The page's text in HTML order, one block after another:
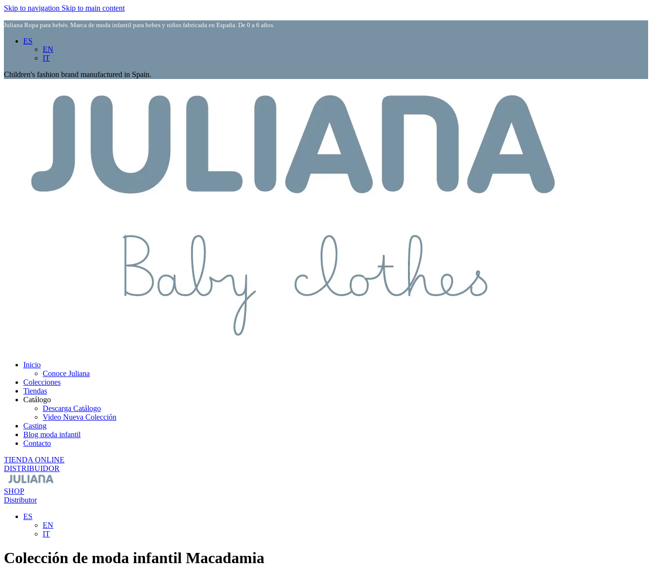
Skip to navigation Skip to main content
Juliana Ropa para bebés. Marca de moda infantil para bebes y niños fabricada en España. De 0 a 6 años.
ES
EN
IT
Children's fashion brand manufactured in Spain.
Inicio
Conoce Juliana
Colecciones
Tiendas
Catálogo
Descarga Catálogo
Video Nueva Colección
Casting
Blog moda infantil
Contacto
TIENDA ONLINE
DISTRIBUIDOR
SHOP
Distributor
ES
EN
IT
Colección de moda infantil Macadamia